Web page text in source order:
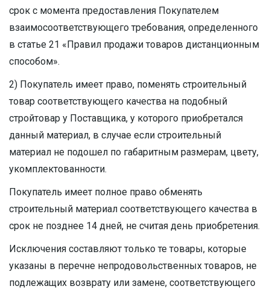
срок с момента предоставления Покупателем
взаимосоответствующего требования, определенного
в статье 21 «Правил продажи товаров дистанционным
способом».
2) Покупатель имеет право, поменять строительный
товар соответствующего качества на подобный
стройтовар у Поставщика, у которого приобретался
данный материал, в случае если строительный
материал не подошел по габаритным размерам, цвету,
укомплектованности.
Покупатель имеет полное право обменять
строительный материал соответствующего качества в
срок не позднее 14 дней, не считая день приобретения.
Исключения составляют только те товары, которые
указаны в перечне непродовольственных товаров, не
подлежащих возврату или замене, соответствующего